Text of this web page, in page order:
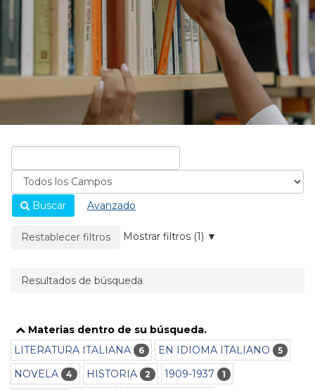
Buscar
Avanzado
La página se recargará cuando se elimine un filtro.
Restablecer filtros Mostrar filtros (1)
Resultados de búsqueda
Materias dentro de su búsqueda.
LITERATURA ITALIANA
6 EN IDIOMA ITALIANO 5
NOVELA 4 HISTORIA 2 1909-1937 1